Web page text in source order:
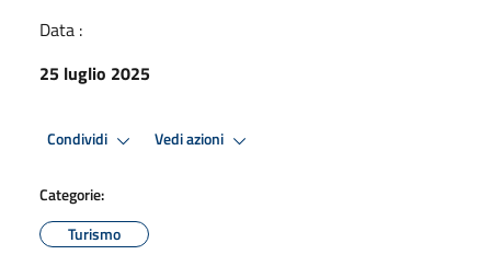
Data :
25 luglio 2025
Condividi Vedi azioni
Categorie:
Turismo